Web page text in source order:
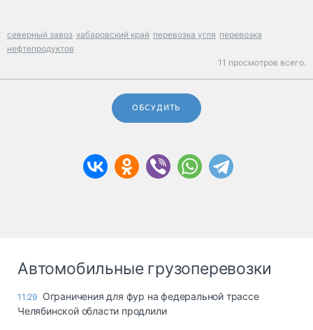
северный завоз хабаровский край перевозка угля перевозка
нефтепродуктов
11 просмотров всего.
ОБСУДИТЬ
Автомобильные грузоперевозки
11:29 Ограничения для фур на федеральной трассе
Челябинской области продлили